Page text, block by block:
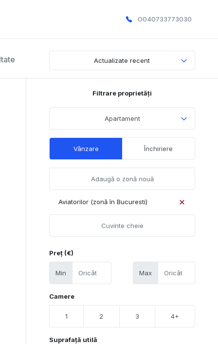
O040733773030
Actualizate recent
Filtrare proprietăți
Apartament
Vânzare Închiriere
Aviatorilor (zonă în Bucuresti)
Preț (€)
Min Max
Camere
1 2 3 4+
Suprafață utilă